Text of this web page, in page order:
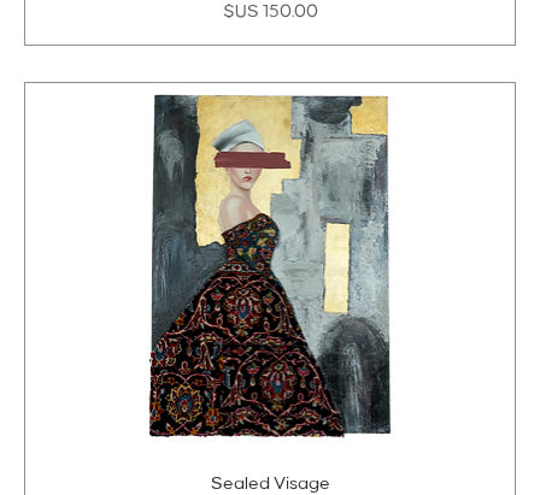
السعر‏150.00 US$
Sealed Visage